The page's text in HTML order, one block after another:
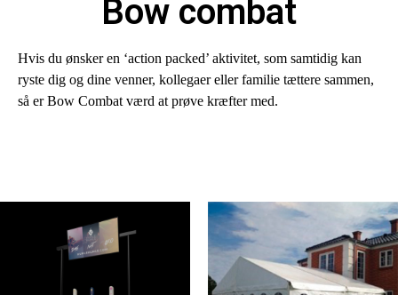
Bow combat
Hvis du ønsker en ‘action packed’ aktivitet, som samtidig kan
ryste dig og dine venner, kollegaer eller familie tættere sammen,
så er Bow Combat værd at prøve kræfter med.